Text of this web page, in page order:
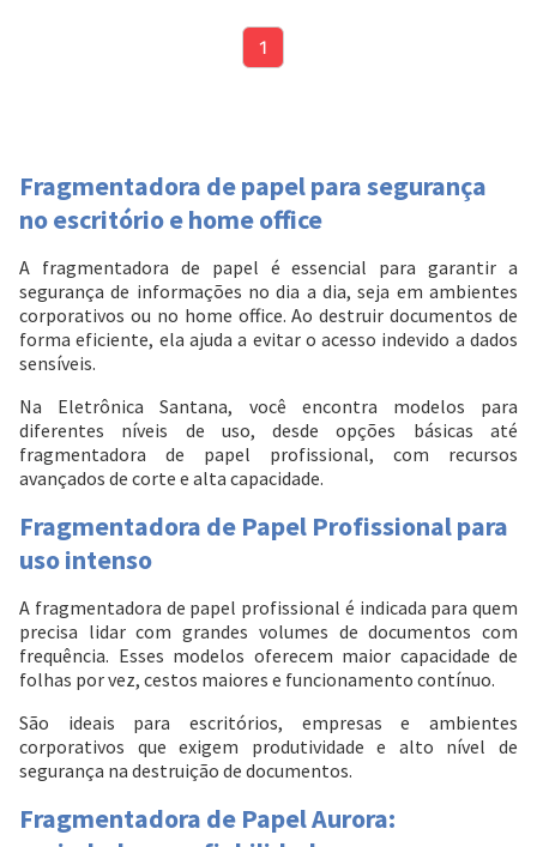
1
Fragmentadora de papel para segurança
no escritório e home office
A fragmentadora de papel é essencial para garantir a
segurança de informações no dia a dia, seja em ambientes
corporativos ou no home office. Ao destruir documentos de
forma eficiente, ela ajuda a evitar o acesso indevido a dados
sensíveis.
Na Eletrônica Santana, você encontra modelos para
diferentes níveis de uso, desde opções básicas até
fragmentadora de papel profissional, com recursos
avançados de corte e alta capacidade.
Fragmentadora de Papel Profissional para
uso intenso
A fragmentadora de papel profissional é indicada para quem
precisa lidar com grandes volumes de documentos com
frequência. Esses modelos oferecem maior capacidade de
folhas por vez, cestos maiores e funcionamento contínuo.
São ideais para escritórios, empresas e ambientes
corporativos que exigem produtividade e alto nível de
segurança na destruição de documentos.
Fragmentadora de Papel Aurora: